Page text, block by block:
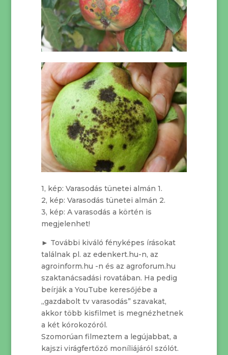
1, kép: Varasodás tünetei almán 1.
2, kép: Varasodás tünetei almán 2.
3, kép: A varasodás a körtén is
megjelenhet!
► További kiváló fényképes írásokat
találnak pl. az edenkert.hu-n, az
agroinform.hu -n és az agroforum.hu
szaktanácsadási rovatában. Ha pedig
beírják a YouTube keresőjébe a
„gazdabolt tv varasodás” szavakat,
akkor több kisfilmet is megnézhetnek
a két kórokozóról.
Szomorúan filmeztem a legújabbat, a
kajszi virágfertőző moníliájáról szólót.